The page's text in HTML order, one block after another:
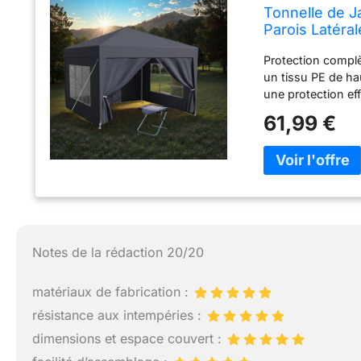
Tonnelle de
Parois
Transport,
Protection
un tissu PE de
une protection
en plein été ou
soucis de météo
conception anti-
renforcé, offrant
de cordes de
fêtes dans le
transparentes et
l’ombre, la
extérieur
61,99 €
Notes de la rédaction 20/20
matériaux de fabrication :
résistance aux intempéries :
dimensions et espace couvert :